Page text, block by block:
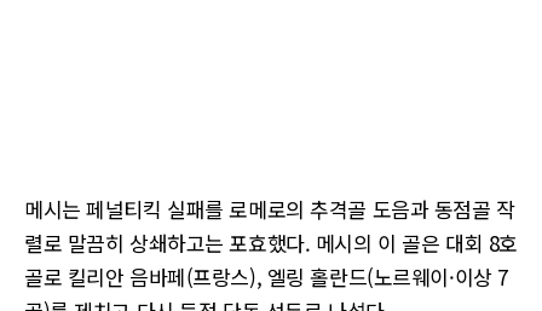
메시는 페널티킥 실패를 로메로의 추격골 도음과 동점골 작
렬로 말끔히 상쇄하고는 포효했다. 메시의 이 골은 대회 8호
골로 킬리안 음바페(프랑스), 엘링 홀란드(노르웨이·이상 7